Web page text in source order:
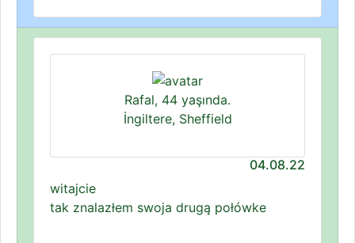
Rafal, 44 yaşında.
İngiltere, Sheffield
04.08.22
witajcie
tak znalazłem swoja drugą połówke